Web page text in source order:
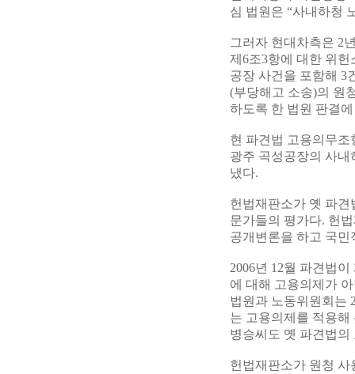
심 법원은 “사내하청
그러자 현대차측은 2
제6조3항에 대한 위
공장 사건을 포함해 3
(부당해고 소송)의 원
하도록 한 법원 판결
현 파견법 고용의무조
광주 곡성공장의 사
냈다.
헌법재판소가 옛 파
문가들의 평가다. 헌
공개변론을 하고 국
2006년 12월 파견법
에 대해 고용의제가
법원과 노동위원회는
는 고용의제를 적용
병승씨도 옛 파견법
헌법재판소가 원청